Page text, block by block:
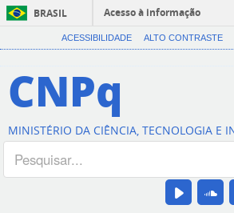
BRASIL
Acesso à informação
ACESSIBILIDADE ALTO CONTRASTE
CNPq
MINISTÉRIO DA CIÊNCIA, TECNOLOGIA E